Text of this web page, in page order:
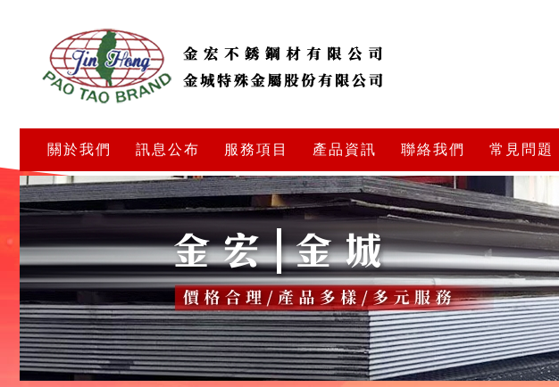
關於我們 訊息公布 服務項目 產品資訊 聯絡我們 常見問題